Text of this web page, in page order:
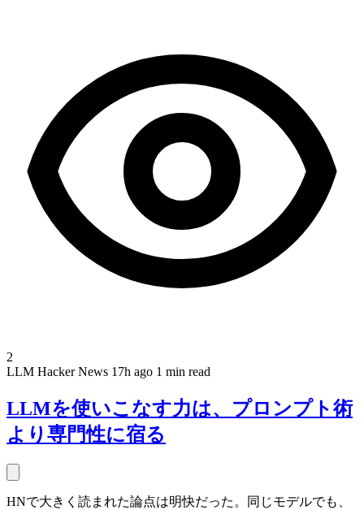
2
LLM Hacker News 17h ago 1 min read
LLMを使いこなす力は、プロンプト術
より専門性に宿る
HNで大きく読まれた論点は明快だった。同じモデルでも、